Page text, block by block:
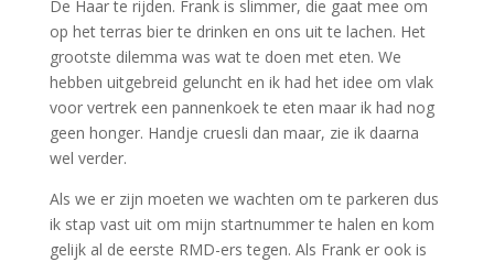
De Haar te rijden. Frank is slimmer, die gaat mee om
op het terras bier te drinken en ons uit te lachen. Het
grootste dilemma was wat te doen met eten. We
hebben uitgebreid geluncht en ik had het idee om vlak
voor vertrek een pannenkoek te eten maar ik had nog
geen honger. Handje cruesli dan maar, zie ik daarna
wel verder.
Als we er zijn moeten we wachten om te parkeren dus
ik stap vast uit om mijn startnummer te halen en kom
gelijk al de eerste RMD-ers tegen. Als Frank er ook is